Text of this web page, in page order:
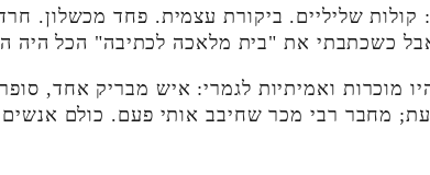
שליליים. ביקורת עצמית. פחד מכשלון.
כשכתבתי את "בית מלאכה לכתיבה" הכל היה
מוכרות ואמיתיות לגמרי: איש מבריק אחד,
מחבר רבי מכר שחיבב אותי פעם. כולם